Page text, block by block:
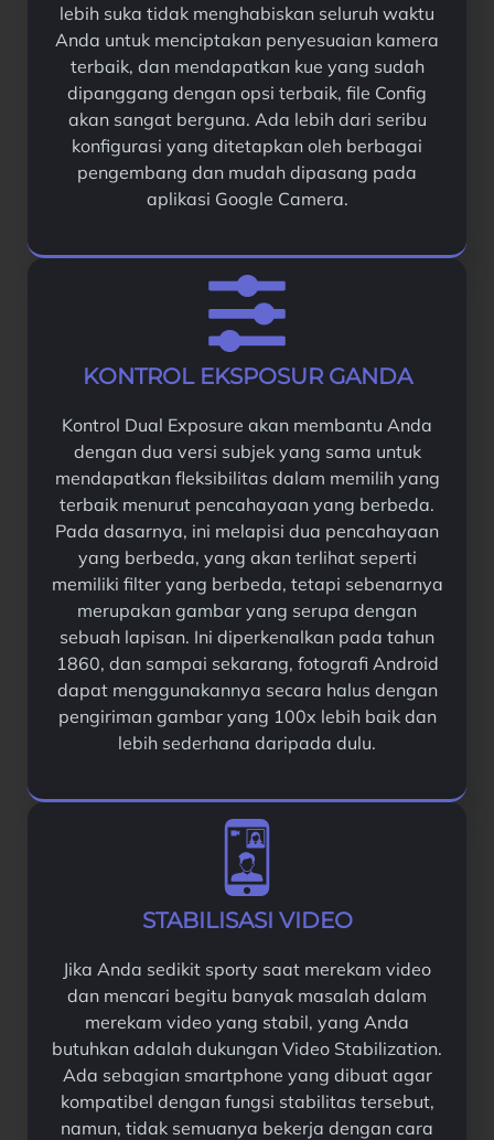
lebih suka tidak menghabiskan seluruh waktu
Anda untuk menciptakan penyesuaian kamera
terbaik, dan mendapatkan kue yang sudah
dipanggang dengan opsi terbaik, file Config
akan sangat berguna. Ada lebih dari seribu
konfigurasi yang ditetapkan oleh berbagai
pengembang dan mudah dipasang pada
aplikasi Google Camera.
KONTROL EKSPOSUR GANDA
Kontrol Dual Exposure akan membantu Anda
dengan dua versi subjek yang sama untuk
mendapatkan fleksibilitas dalam memilih yang
terbaik menurut pencahayaan yang berbeda.
Pada dasarnya, ini melapisi dua pencahayaan
yang berbeda, yang akan terlihat seperti
memiliki filter yang berbeda, tetapi sebenarnya
merupakan gambar yang serupa dengan
sebuah lapisan. Ini diperkenalkan pada tahun
1860, dan sampai sekarang, fotografi Android
dapat menggunakannya secara halus dengan
pengiriman gambar yang 100x lebih baik dan
lebih sederhana daripada dulu.
STABILISASI VIDEO
Jika Anda sedikit sporty saat merekam video
dan mencari begitu banyak masalah dalam
merekam video yang stabil, yang Anda
butuhkan adalah dukungan Video Stabilization.
Ada sebagian smartphone yang dibuat agar
kompatibel dengan fungsi stabilitas tersebut,
namun, tidak semuanya bekerja dengan cara